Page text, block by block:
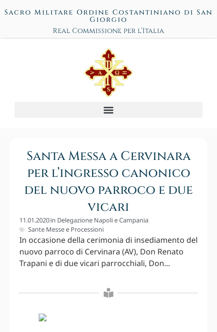
Sacro Militare Ordine Costantiniano di San
Giorgio
Real Commissione per l’Italia
Santa Messa a Cervinara
per l’ingresso canonico
del nuovo parroco e due
vicari
11.01.2020in Delegazione Napoli e Campania
Sante Messe e Processioni
In occasione della cerimonia di insediamento del
nuovo parroco di Cervinara (AV), Don Renato
Trapani e di due vicari parrocchiali, Don...